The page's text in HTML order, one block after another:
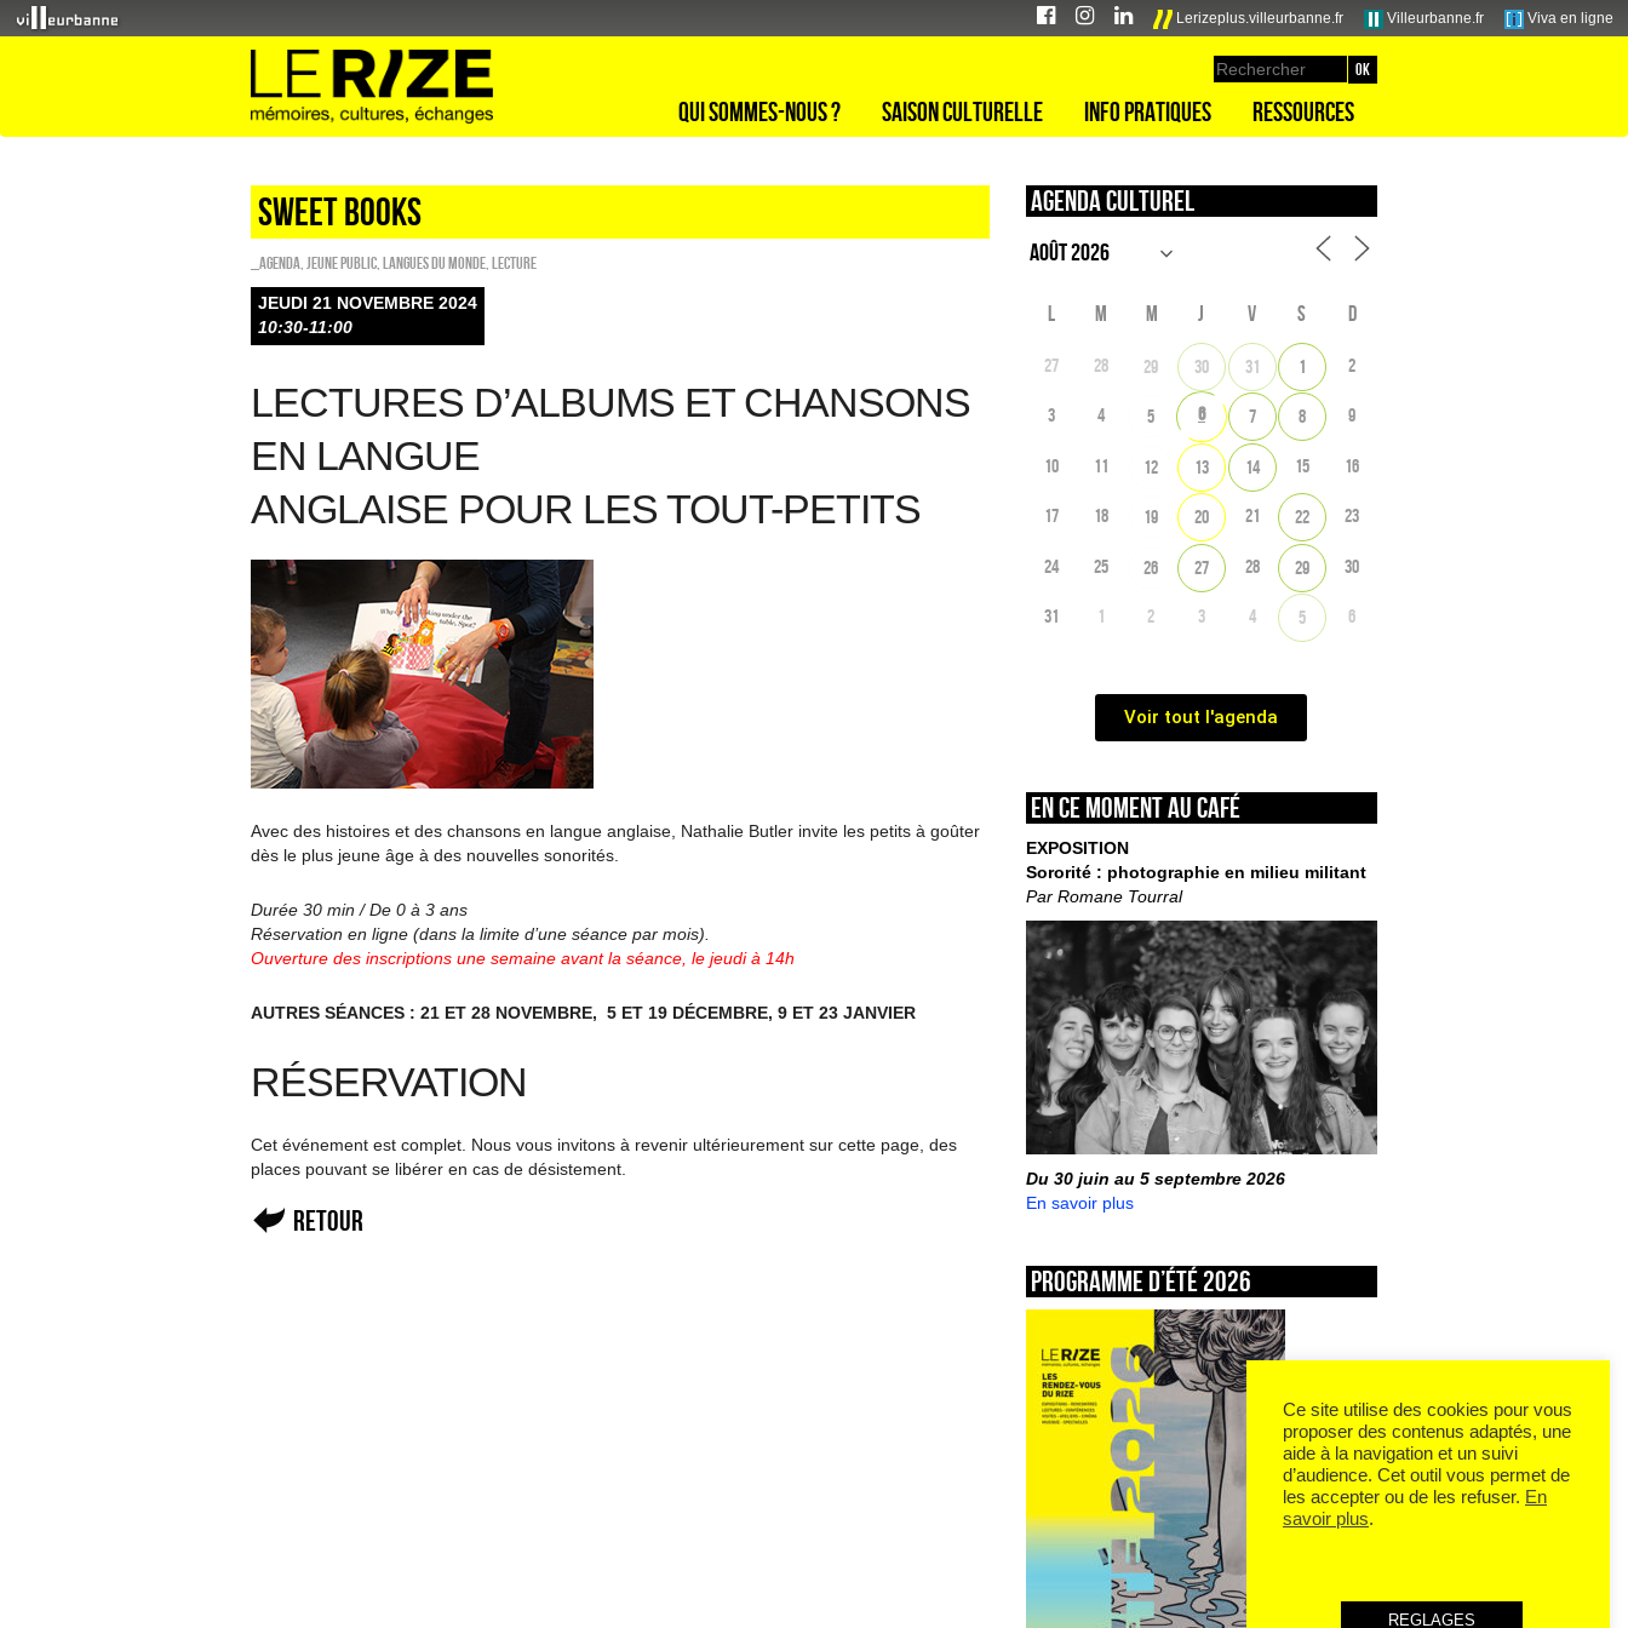
Lerizeplus.villeurbanne.fr Villeurbanne.fr Viva en ligne
Qui sommes-nous ? Saison culturelle Info pratiques Ressources
sweet books
_Agenda Jeune public Langues du monde Lecture
JEUDI 21 NOVEMBRE 2024
10:30-11:00
LECTURES D’ALBUMS ET CHANSONS
EN LANGUE
ANGLAISE POUR LES TOUT-PETITS
Avec des histoires et des chansons en langue anglaise, Nathalie Butler invite les petits à goûter
dès le plus jeune âge à des nouvelles sonorités.
Durée 30 min / De 0 à 3 ans
Réservation en ligne (dans la limite d’une séance par mois).
Ouverture des inscriptions une semaine avant la séance, le jeudi à 14h
AUTRES SÉANCES : 21 ET 28 NOVEMBRE, 5 ET 19 DÉCEMBRE, 9 ET 23 JANVIER
RÉSERVATION
Cet événement est complet. Nous vous invitons à revenir ultérieurement sur cette page, des
places pouvant se libérer en cas de désistement.
Retour
Agenda culturel
L M M J V S D
27 28 29 30 31 1 2
3 4 5 6 7 8 9
10 11 12 13 14 15 16
17 18 19 20 21 22 23
24 25 26 27 28 29 30
31 1 2 3 4 5 6
Voir tout l'agenda
En ce moment au café
EXPOSITION
Sororité : photographie en milieu militant
Par Romane Tourral
Du 30 juin au 5 septembre 2026
En savoir plus
Programme d’été 2026
Ce site utilise des cookies pour vous
proposer des contenus adaptés, une
aide à la navigation et un suivi
d’audience. Cet outil vous permet de
les accepter ou de les refuser. En
savoir plus.
REGLAGES